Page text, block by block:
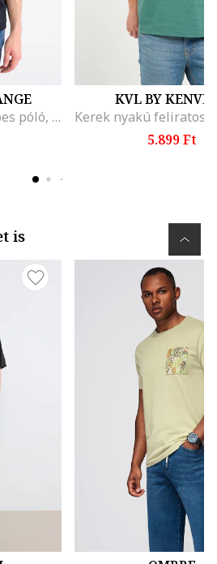
Kerek nyakú mellzsebes póló, Sötétkék
KVL BY
5.899 Ft
is